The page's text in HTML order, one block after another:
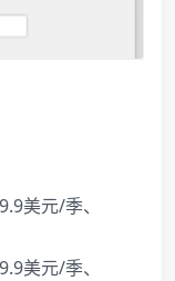
美元/季、
美元/季、